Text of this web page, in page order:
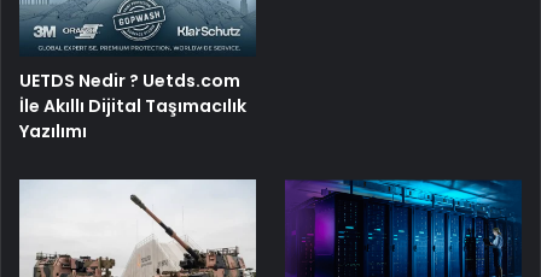
UETDS Nedir ? Uetds.com
İle Akıllı Dijital Taşımacılık
Yazılımı